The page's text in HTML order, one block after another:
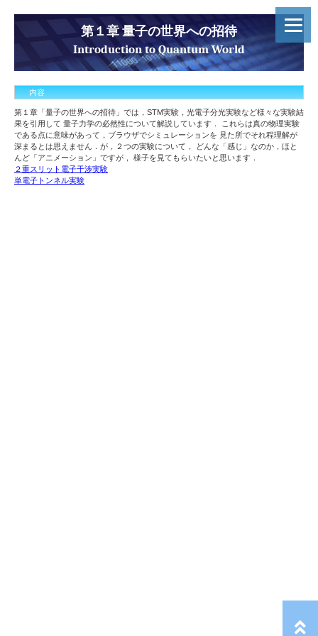
第１章 量子の世界への招待
Introduction to Quantum World
内容
第１章「量子の世界への招待」では，STM実験，光電子分光実験など様々な実験結
果を引用して 量子力学の必然性について解説しています． これらは真の物理実験
である点に意味があって，ブラウザでシミュレーションを 見た所でそれ程理解が
深まるとは思えません．が，２つの実験について， どんな「感じ」なのか，ほと
んど「アニメーション」ですが， 様子を見てもらいたいと思います．
２重スリット電子干渉実験
単電子トンネル実験